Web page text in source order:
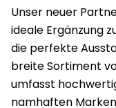
Unser neuer
ideale Ergänzung
die perfekte
breite Sortiment
umfasst
namhaften